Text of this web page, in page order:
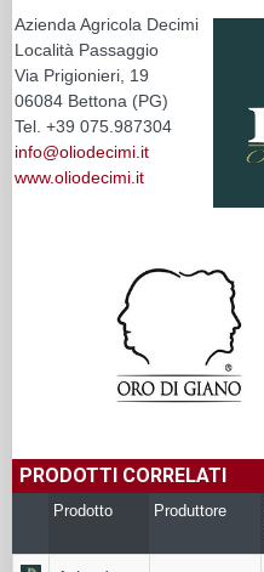
Azienda Agricola Decimi
Località Passaggio
Via Prigionieri, 19
06084 Bettona (PG)
Tel. +39 075.987304
info@oliodecimi.it
www.oliodecimi.it
PRODOTTI CORRELATI
Prodotto Produttore